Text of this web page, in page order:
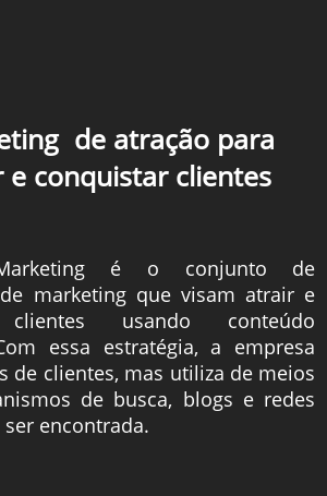
de atração para
e conquistar clientes
é o conjunto de
marketing que visam atrair e
clientes usando conteúdo
essa estratégia, a empresa
de clientes, mas utiliza de meios
de busca, blogs e redes
encontrada.